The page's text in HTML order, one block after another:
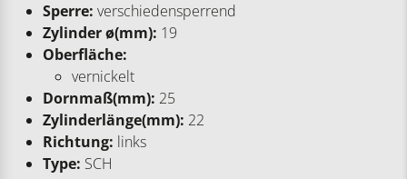
Sperre: verschiedensperrend
Zylinder ø(mm): 19
Oberfläche:
vernickelt
Dornmaß(mm): 25
Zylinderlänge(mm): 22
Richtung: links
Type: SCH